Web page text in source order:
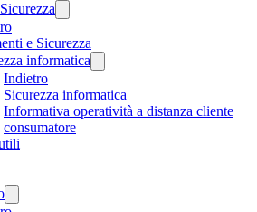
e Sicurezza
informatica
Indietro
Sicurezza informatica
Informativa operatività a distanza cliente
consumatore